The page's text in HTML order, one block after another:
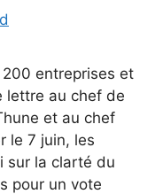
entreprises et
lettre au chef de
et au chef
le 7 juin, les
sur la clarté du
pour un vote